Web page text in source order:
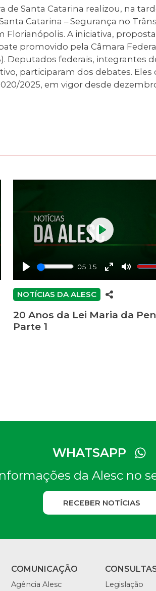
de Santa Catarina realizou, na
Catarina – Segurança no
Florianópolis. A iniciativa,
promovido pela Câmara
Deputados federais, integrantes
participaram dos debates.
2025, em vigor desde
Play
05:15
Enter
fullscreen
Mute
Play
NOTÍCIAS DA ALESC
20 Anos da Lei Maria da
Parte 1
WHATSAPP
da Alesc no
RECEBER NOTÍCIAS
COMUNICAÇÃO
Agência Alesc
Legislação